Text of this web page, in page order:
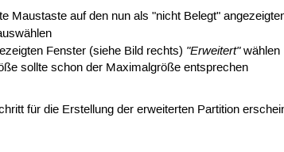
auf den nun als "nicht Belegt"
Fenster (siehe Bild rechts) "Erweitert"wählen
sollte schon der Maximalgröße entsprechen
für die Erstellung der erweiterten Partition